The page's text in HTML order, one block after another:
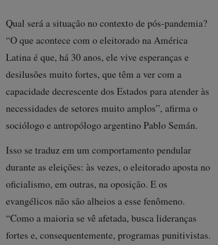
Qual será a situação no contexto de pós-pandemia?
“O que acontece com o eleitorado na América
Latina é que, há 30 anos, ele vive esperanças e
desilusões muito fortes, que têm a ver com a
capacidade decrescente dos Estados para atender às
necessidades de setores muito amplos”, afirma o
sociólogo e antropólogo argentino Pablo Semán.
Isso se traduz em um comportamento pendular
durante as eleições: às vezes, o eleitorado aposta no
oficialismo, em outras, na oposição. E os
evangélicos não são alheios a esse fenômeno.
“Como a maioria se vê afetada, busca lideranças
fortes e, consequentemente, programas punitivistas.